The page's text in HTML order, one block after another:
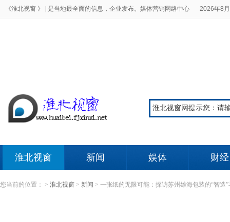
《淮北视窗 》 | 是当地最全面的信息，企业发布。媒体营销网络中心 2026年8
淮北视窗 新闻 娱体 财经
您当前的位置： > 淮北视窗 > 新闻 > 一张纸的无限可能：探访苏州雄海包装的“智造”